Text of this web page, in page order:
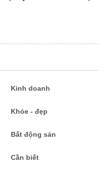
Kinh doanh
Khỏe - đẹp
Bất động sản
Cần biết